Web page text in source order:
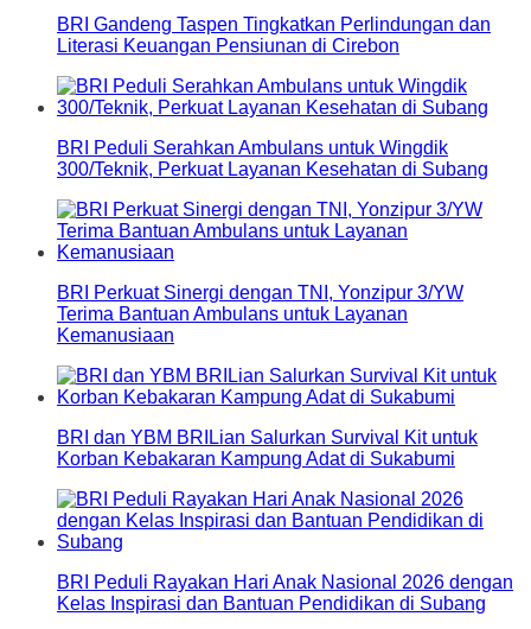
BRI Gandeng Taspen Tingkatkan Perlindungan dan
Literasi Keuangan Pensiunan di Cirebon
BRI Peduli Serahkan Ambulans untuk Wingdik
300/Teknik, Perkuat Layanan Kesehatan di Subang
BRI Perkuat Sinergi dengan TNI, Yonzipur 3/YW
Terima Bantuan Ambulans untuk Layanan
Kemanusiaan
BRI dan YBM BRILian Salurkan Survival Kit untuk
Korban Kebakaran Kampung Adat di Sukabumi
BRI Peduli Rayakan Hari Anak Nasional 2026 dengan
Kelas Inspirasi dan Bantuan Pendidikan di Subang